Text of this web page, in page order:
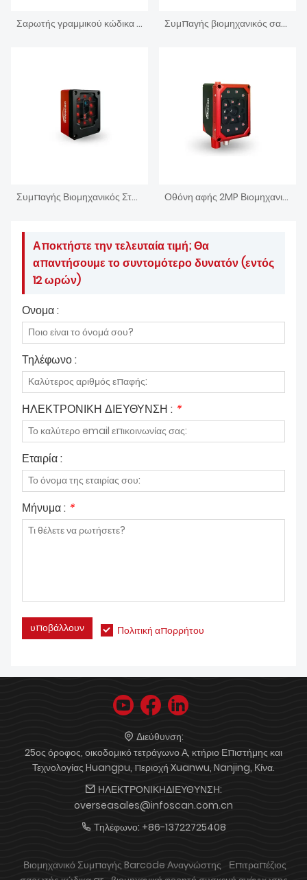
Σαρωτής γραμμικού κώδικα βιομηχανικής αυτόματης εστίασης σταθερής βάσης 1,2 βουλευτής Συμπαγής βιομηχανικός σαρωτής γραμμωτού κώδικα αυτόματης εστίασης
Συμπαγής Βιομηχανικός Σταθερός Ενσωματωμένος Σαρωτής Barcode Οθόνη αφής 2MP Βιομηχανικός Σταθερός Βουνό Barcode Ερευνητής
Αποκτήστε την τελευταία τιμή; Θα
απαντήσουμε το συντομότερο δυνατόν (εντός
12 ωρών)
Ονομα :
Τηλέφωνο :
ΗΛΕΚΤΡΟΝΙΚΗ ΔΙΕΥΘΥΝΣΗ : *
Εταιρία :
Μήνυμα : *
υποβάλλουν Πολιτική απορρήτου
Διεύθυνση:
25ος όροφος, οικοδομικό τετράγωνο Α, κτήριο Επιστήμης και
Τεχνολογίας Huangpu, περιοχή Xuanwu, Nanjing, Κίνα.
ΗΛΕΚΤΡΟΝΙΚΗΔΙΕΥΘΥΝΣΗ:
overseasales@infoscan.com.cn
Τηλέφωνο: +86-13722725408
Βιομηχανικό Συμπαγής Barcode Αναγνώστης
Επιτραπέζιος